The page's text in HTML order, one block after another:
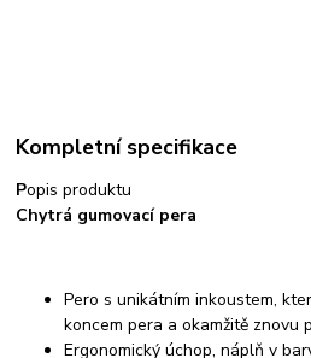
Kompletní specifikace
Popis produktu
Chytrá gumovací pera
Pero s unikátním inkoustem,
koncem pera a okamžitě znovu
Ergonomický úchop, náplň v